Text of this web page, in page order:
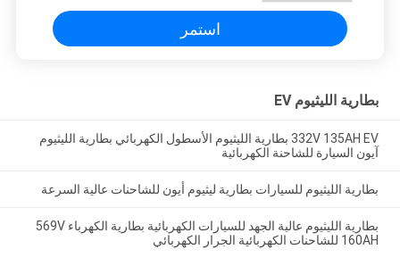
استمر
بطارية الليثيوم EV
332V 135AH EV بطارية الليثيوم الأسطول الكهربائي بطارية الليثيوم
آيون السيارة للشاحنة الكهربائية
بطارية الليثيوم للسيارات بطارية ليثيوم أيون للشاحنات عالية السرعة
بطارية الليثيوم عالية الجهد للسيارات الكهربائية بطارية الكهرباء 569V
160AH للشاحنات الكهربائية الجرار الكهربائي